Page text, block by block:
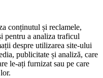
conținutul și reclamele,
pentru a analiza traficul
despre utilizarea site-ului
publicitate și analiză, care
le-ați furnizat sau pe care